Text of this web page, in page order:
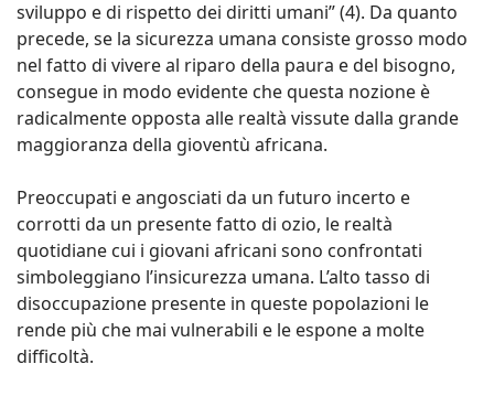
sviluppo e di rispetto dei diritti umani” (4). Da quanto
precede, se la sicurezza umana consiste grosso modo
nel fatto di vivere al riparo della paura e del bisogno,
consegue in modo evidente che questa nozione è
radicalmente opposta alle realtà vissute dalla grande
maggioranza della gioventù africana.
Preoccupati e angosciati da un futuro incerto e
corrotti da un presente fatto di ozio, le realtà
quotidiane cui i giovani africani sono confrontati
simboleggiano l’insicurezza umana. L’alto tasso di
disoccupazione presente in queste popolazioni le
rende più che mai vulnerabili e le espone a molte
difficoltà.